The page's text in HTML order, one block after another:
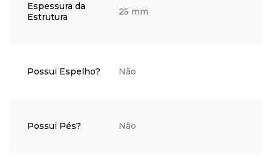
Espessura da
Estrutura
25 mm
Possui Espelho? Não
Possui Pés? Não